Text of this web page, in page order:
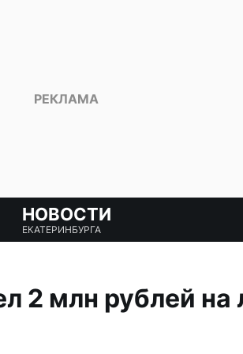
НОВОСТИ
ЕКАТЕРИНБУРГА
2 млн рублей на